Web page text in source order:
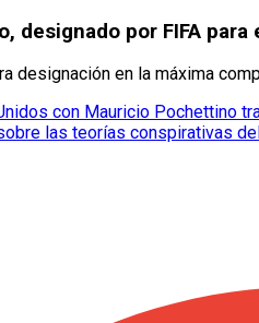
designado por FIFA
designación en la máxima
con Mauricio Pochettino
las teorías conspirativas